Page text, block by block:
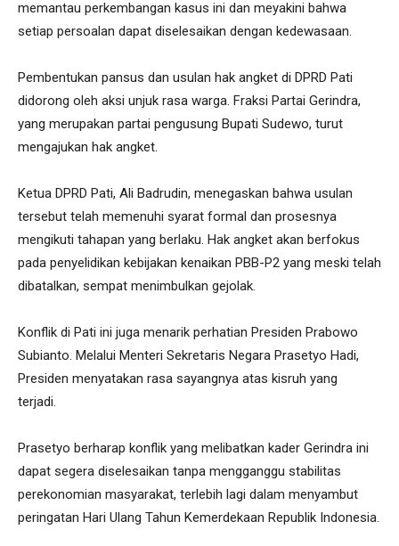
memantau perkembangan kasus ini dan meyakini bahwa
setiap persoalan dapat diselesaikan dengan kedewasaan.
Pembentukan pansus dan usulan hak angket di DPRD Pati
didorong oleh aksi unjuk rasa warga. Fraksi Partai Gerindra,
yang merupakan partai pengusung Bupati Sudewo, turut
mengajukan hak angket.
Ketua DPRD Pati, Ali Badrudin, menegaskan bahwa usulan
tersebut telah memenuhi syarat formal dan prosesnya
mengikuti tahapan yang berlaku. Hak angket akan berfokus
pada penyelidikan kebijakan kenaikan PBB-P2 yang meski telah
dibatalkan, sempat menimbulkan gejolak.
Konflik di Pati ini juga menarik perhatian Presiden Prabowo
Subianto. Melalui Menteri Sekretaris Negara Prasetyo Hadi,
Presiden menyatakan rasa sayangnya atas kisruh yang
terjadi.
Prasetyo berharap konflik yang melibatkan kader Gerindra ini
dapat segera diselesaikan tanpa mengganggu stabilitas
perekonomian masyarakat, terlebih lagi dalam menyambut
peringatan Hari Ulang Tahun Kemerdekaan Republik Indonesia.